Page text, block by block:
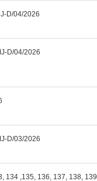
D/04/2026
D/04/2026
D/03/2026
134 ,135, 136, 137, 138, 139,